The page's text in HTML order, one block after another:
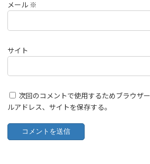
メール ※
サイト
次回のコメントで使用するためブラウザ
ルアドレス、サイトを保存する。